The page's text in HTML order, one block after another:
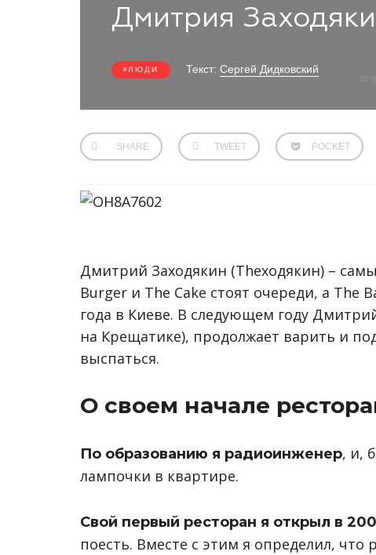
Дмитрия
ЛЮДИ Текст: Сергей Дидковский
02
SHARE TWEET POCKET
Дмитрий Заходякин (Theходякин) –
Burger и The Cake стоят очереди, а
года в Киеве. В следующем году
на Крещатике), продолжает варить и
выспаться.
О своем начале
По образованию я радиоинженер, и,
лампочки в квартире.
Свой первый ресторан я открыл в
поесть. Вместе с этим я определил, что